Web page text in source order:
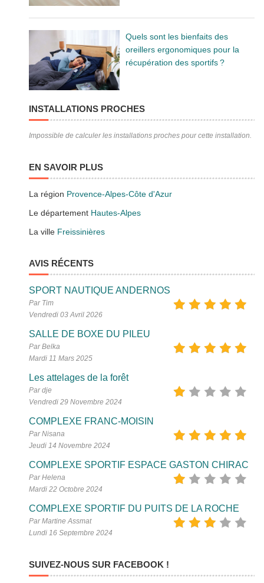
Quels sont les bienfaits des
oreillers ergonomiques pour la
récupération des sportifs ?
INSTALLATIONS PROCHES
Impossible de calculer les installations proches pour cette installation.
EN SAVOIR PLUS
La région Provence-Alpes-Côte d'Azur
Le département Hautes-Alpes
La ville Freissinières
AVIS RÉCENTS
SPORT NAUTIQUE ANDERNOS
Par Tim
Vendredi 03 Avril 2026
SALLE DE BOXE DU PILEU
Par Belka
Mardi 11 Mars 2025
Les attelages de la forêt
Par dje
Vendredi 29 Novembre 2024
COMPLEXE FRANC-MOISIN
Par Nisana
Jeudi 14 Novembre 2024
COMPLEXE SPORTIF ESPACE GASTON CHIRAC
Par Helena
Mardi 22 Octobre 2024
COMPLEXE SPORTIF DU PUITS DE LA ROCHE
Par Martine Assmat
Lundi 16 Septembre 2024
SUIVEZ-NOUS SUR FACEBOOK !